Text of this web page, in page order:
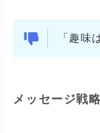
「趣味
メッセージ戦